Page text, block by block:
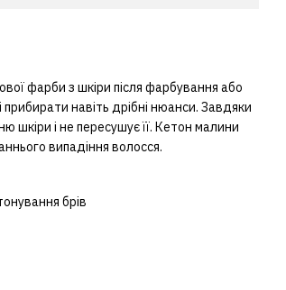
фарби з шкіри після фарбування або
навіть дрібні нюанси. Завдяки
шкіри і не пересушує її. Кетон малини
випадіння волосся.
брів